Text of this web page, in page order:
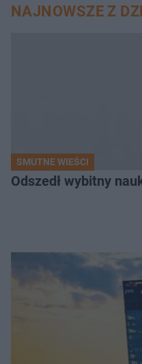
NAJNOWSZE Z
SMUTNE WIEŚCI
Odszedł wybitny